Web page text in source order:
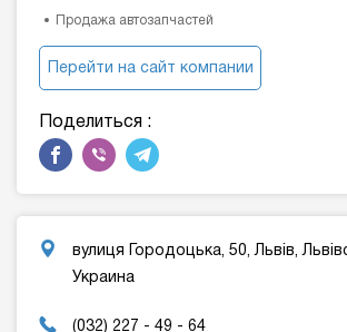
Продажа автозапчастей
Перейти на сайт компании
Поделиться :
вулиця Городоцька, 50, Львів,
Украина
(032) 227 - 49 - 64